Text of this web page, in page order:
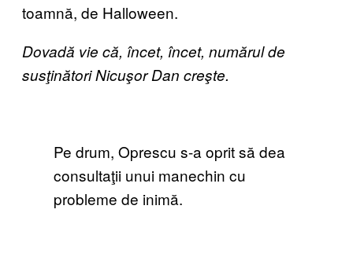
toamnă, de Halloween.
Dovadă vie că, încet, încet, numărul de
susţinători Nicuşor Dan creşte.
Pe drum, Oprescu s-a oprit să dea
consultaţii unui manechin cu
probleme de inimă.